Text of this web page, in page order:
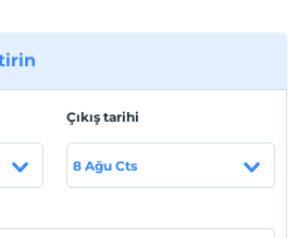
sonrası
Çıkış tarihi
8 Ağu Cts